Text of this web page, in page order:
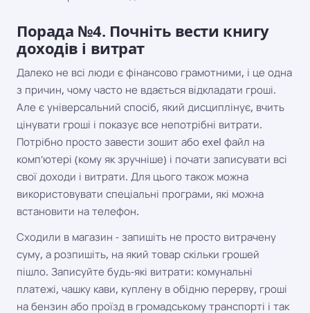
Порада №4. Почніть вести книгу
доходів і витрат
Далеко не всі люди є фінансово грамотними, і це одна
з причин, чому часто не вдається відкладати гроші.
Але є універсальний спосіб, який дисциплінує, вчить
цінувати гроші і показує все непотрібні витрати.
Потрібно просто завести зошит або exel файл на
комп'ютері (кому як зручніше) і почати записувати всі
свої доходи і витрати. Для цього також можна
використовувати спеціальні програми, які можна
встановити на телефон.
Сходили в магазин - запишіть не просто витрачену
суму, а розпишіть, на який товар скільки грошей
пішло. Записуйте будь-які витрати: комунальні
платежі, чашку кави, куплену в обідню перерву, гроші
на бензин або проїзд в громадському транспорті і так